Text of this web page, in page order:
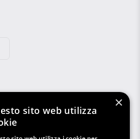
×
sito web utilizza